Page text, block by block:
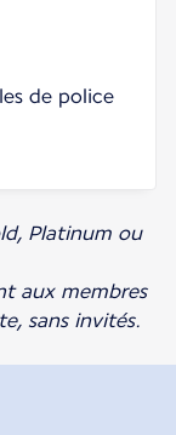
de police
Platinum ou
aux membres
sans invités.